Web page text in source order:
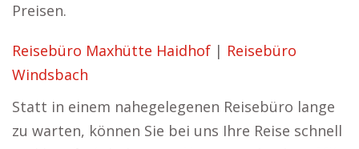
Preisen.
Reisebüro Maxhütte Haidhof | Reisebüro
Windsbach
Statt in einem nahegelegenen Reisebüro lange
zu warten, können Sie bei uns Ihre Reise schnell